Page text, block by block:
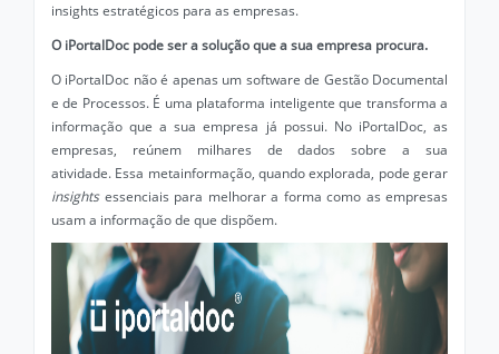
insights estratégicos para as empresas.
O iPortalDoc pode ser a solução que a sua empresa procura.
O iPortalDoc não é apenas um software de Gestão Documental
e de Processos. É uma plataforma inteligente que transforma a
informação que a sua empresa já possui. No iPortalDoc, as
empresas, reúnem milhares de dados sobre a sua
atividade. Essa metainformação, quando explorada, pode gerar
insightsessenciais para melhorar a forma como as empresas
usam a informação de que dispõem.